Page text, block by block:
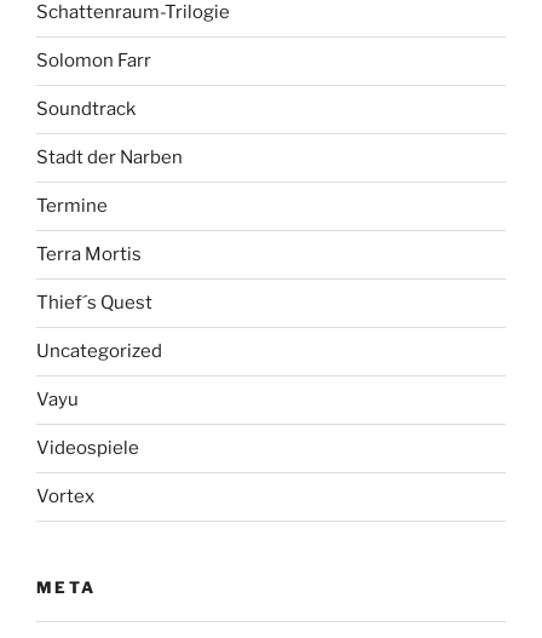
Schattenraum-Trilogie
Solomon Farr
Soundtrack
Stadt der Narben
Termine
Terra Mortis
Thief´s Quest
Uncategorized
Vayu
Videospiele
Vortex
META